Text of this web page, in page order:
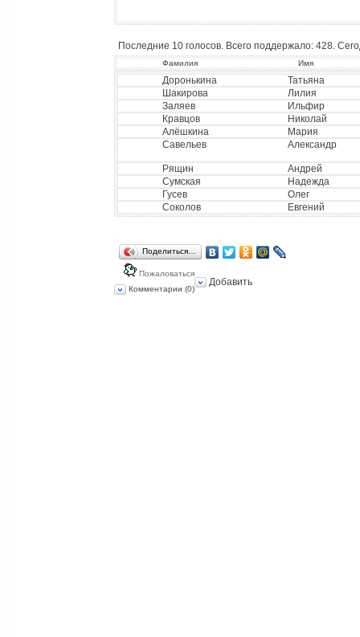
Последние 10 голосов. Всего поддержало: 428.
Фамилия Имя
Доронькина
Татьяна
Шакирова
Лилия
Заляев
Ильфир
Кравцов
Николай
Алёшкина
Мария
Савельев
Александр
Рящин
Андрей
Сумская
Надежда
Гусев
Олег
Соколов
Евгений
Поделиться…
Пожаловаться
Комментарии (0)
Добавить